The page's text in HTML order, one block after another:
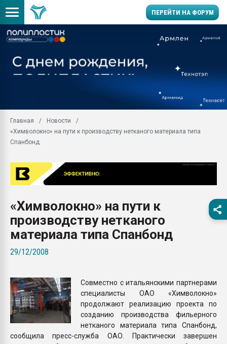
ПЕРЕЙТИ НА ФОРУМ
заводу пластмасс"
первый план в
28.07.2026
ситуацией на
Всё, что касается
Главная
Новости
«Химволокно» на пути к производству нетканого материала типа
Спанбонд
«Химволокно» на пути к
производству нетканого
материала типа Спанбонд
29/12/2008
Совместно с итальянскими партнерами
специалисты ОАО «Химволокно»
продолжают реализацию проекта по
созданию производства фильерного
нетканого материала типа Спанбонд,
сообщила пресс-служба ОАО. Практически завершен